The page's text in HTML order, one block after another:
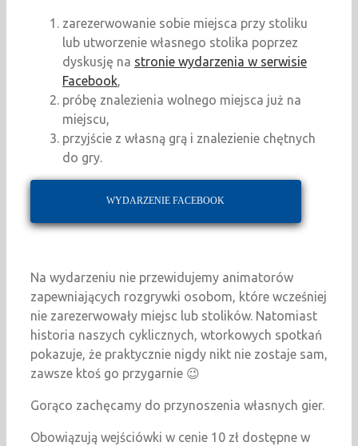
zarezerwowanie sobie miejsca przy stoliku
lub utworzenie własnego stolika poprzez
dyskusję na stronie wydarzenia w serwisie
Facebook,
próbę znalezienia wolnego miejsca już na
miejscu,
przyjście z własną grą i znalezienie chętnych
do gry.
WYDARZENIE FACEBOOK
Na wydarzeniu nie przewidujemy animatorów
zapewniających rozgrywki osobom, które wcześniej
nie zarezerwowały miejsc lub stolików. Natomiast
historia naszych cyklicznych, wtorkowych spotkań
pokazuje, że praktycznie nigdy nikt nie zostaje sam,
zawsze ktoś go przygarnie 😉
Gorąco zachęcamy do przynoszenia własnych gier.
Obowiązują wejściówki w cenie 10 zł dostępne w